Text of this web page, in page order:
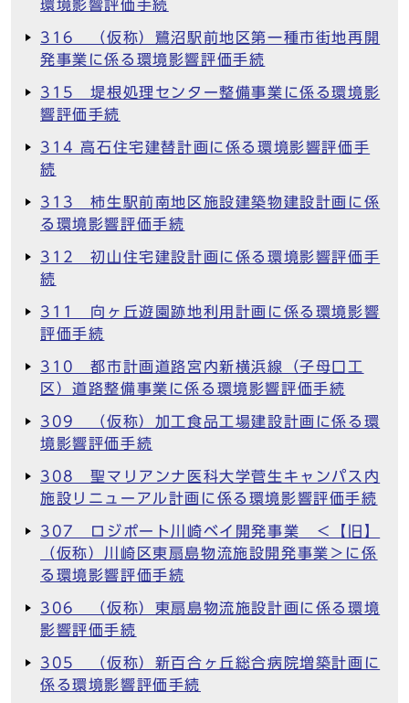
環境影響評価手続
316 （仮称）鷺沼駅前地区第一種市街地再開
発事業に係る環境影響評価手続
315 堤根処理センター整備事業に係る環境影
響評価手続
314 高石住宅建替計画に係る環境影響評価手
続
313 柿生駅前南地区施設建築物建設計画に係
る環境影響評価手続
312 初山住宅建設計画に係る環境影響評価手
続
311 向ヶ丘遊園跡地利用計画に係る環境影響
評価手続
310 都市計画道路宮内新横浜線（子母口工
区）道路整備事業に係る環境影響評価手続
309 （仮称）加工食品工場建設計画に係る環
境影響評価手続
308 聖マリアンナ医科大学菅生キャンパス内
施設リニューアル計画に係る環境影響評価手続
307 ロジポート川崎ベイ開発事業 ＜【旧】
（仮称）川崎区東扇島物流施設開発事業＞に係
る環境影響評価手続
306 （仮称）東扇島物流施設計画に係る環境
影響評価手続
305 （仮称）新百合ヶ丘総合病院増築計画に
係る環境影響評価手続